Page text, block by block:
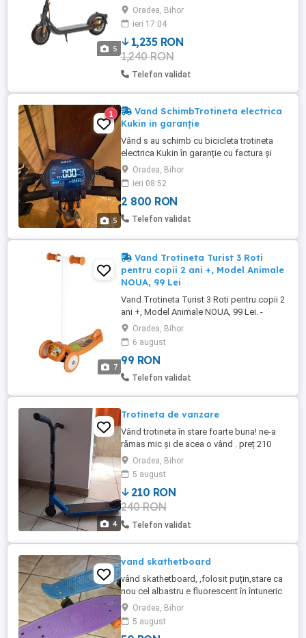
5
cumpărată nouă, are 1 an vechime. Stare
bună, folosită normal, cu mici zgârieturi
vizuale (nu afectează funcționarea) Viteză
maximă: 25 km h Autonomie: până la 40
km (în funcție de greutate și traseu) Roți
pneumatice de ...
Oradea, Bihor
ieri 17:04
1,235 RON
1,240 RON
Telefon validat
5
1
Vand SchimbTrotineta electrica
Kukin in garanție
Vând s au schimb cu bicicleta trotineta
electrica Kukin în garanție cu factura și
accesorii + încărcător. Detalii la telefon
Oradea, Bihor
ieri 08:52
2 800 RON
Telefon validat
7
Vand Trotineta Turist 3 Roti
pentru copii 2 ani +, Model Animale
NOUA, 99 Lei
Vand Trotineta Turist 3 Roti pentru copii 2
ani +, Model Animale NOUA, 99 Lei. -
Trotineta Turist cu 3 Roti ( 2 roti in fata si o
roata in spate), recomandat pentru copii
peste 2 ani +, Modelul este cu Animale -
ATENTIE trotineta NU ESTE PLIABILA. -
Produsul este Nou Ambalat - Produsul
Oradea, Bihor
6 august
99 RON
Telefon validat
4
Trotineta de vanzare
Vând trotineta în stare foarte buna! ne-a
rămas mic și de acea o vând . preț 210
Ron negociabil.
Oradea, Bihor
5 august
210 RON
240 RON
Telefon validat
vand skathetboard
vând skathetboard, ,folosit puțin,stare ca
nou cel albastru e fluorescent în întuneric
Oradea, Bihor
5 august